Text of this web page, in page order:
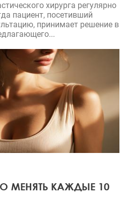
хирурга регулярно
пациент, посетивший
принимает решение в
МЕНЯТЬ КАЖДЫЕ 10